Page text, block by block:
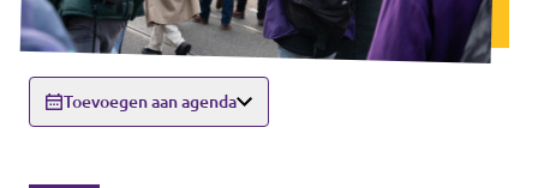
Toevoegen aan agenda